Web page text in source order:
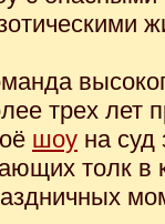
трех лет
шоу на суд
толк в